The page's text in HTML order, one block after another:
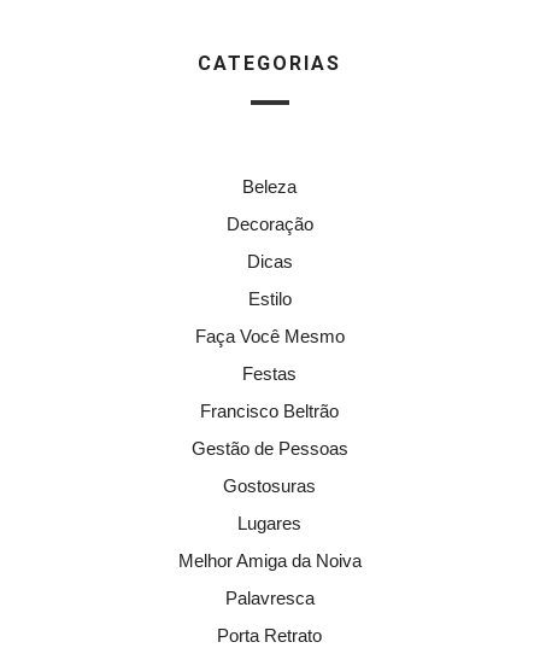
CATEGORIAS
Beleza
Decoração
Dicas
Estilo
Faça Você Mesmo
Festas
Francisco Beltrão
Gestão de Pessoas
Gostosuras
Lugares
Melhor Amiga da Noiva
Palavresca
Porta Retrato